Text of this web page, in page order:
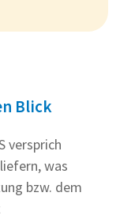
Blick
versprich
was
bzw. dem